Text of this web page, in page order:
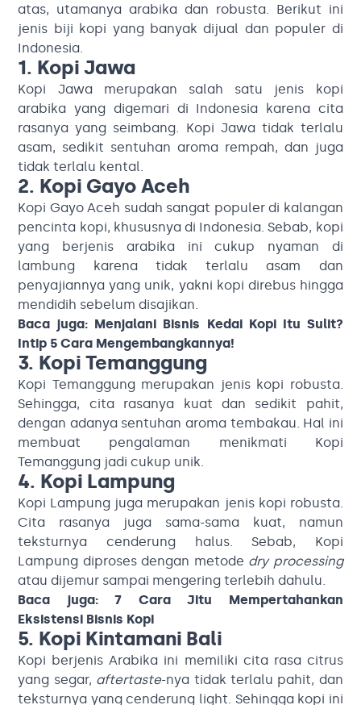
atas, utamanya arabika dan robusta. Berikut ini
jenis biji kopi yang banyak dijual dan populer di
Indonesia.
1. Kopi Jawa
Kopi Jawa merupakan salah satu jenis kopi
arabika yang digemari di Indonesia karena cita
rasanya yang seimbang. Kopi Jawa tidak terlalu
asam, sedikit sentuhan aroma rempah, dan juga
tidak terlalu kental.
2. Kopi Gayo Aceh
Kopi Gayo Aceh sudah sangat populer di kalangan
pencinta kopi, khususnya di Indonesia. Sebab, kopi
yang berjenis arabika ini cukup nyaman di
lambung karena tidak terlalu asam dan
penyajiannya yang unik, yakni kopi direbus hingga
mendidih sebelum disajikan.
Baca juga: Menjalani Bisnis Kedai Kopi Itu Sulit?
Intip 5 Cara Mengembangkannya!
3. Kopi Temanggung
Kopi Temanggung merupakan jenis kopi robusta.
Sehingga, cita rasanya kuat dan sedikit pahit,
dengan adanya sentuhan aroma tembakau. Hal ini
membuat pengalaman menikmati Kopi
Temanggung jadi cukup unik.
4. Kopi Lampung
Kopi Lampung juga merupakan jenis kopi robusta.
Cita rasanya juga sama-sama kuat, namun
teksturnya cenderung halus. Sebab, Kopi
Lampung diproses dengan metode dry processing
atau dijemur sampai mengering terlebih dahulu.
Baca juga:7 Cara Jitu Mempertahankan
Eksistensi Bisnis Kopi
5. Kopi Kintamani Bali
Kopi berjenis Arabika ini memiliki cita rasa citrus
yang segar, aftertaste-nya tidak terlalu pahit, dan
teksturnya yang cenderung light. Sehingga kopi ini